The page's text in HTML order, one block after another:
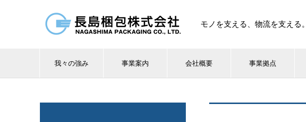
モノを支える、物流を支える。
我々の強み 事業案内 会社概要 事業拠点